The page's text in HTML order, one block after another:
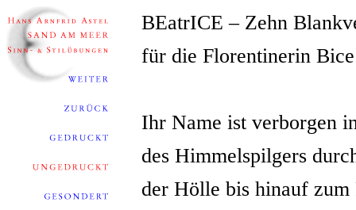
BEatrICE – Zehn
für die Florentinerin
Ihr Name ist verborgen
des Himmelspilgers
der Hölle bis hinauf zum